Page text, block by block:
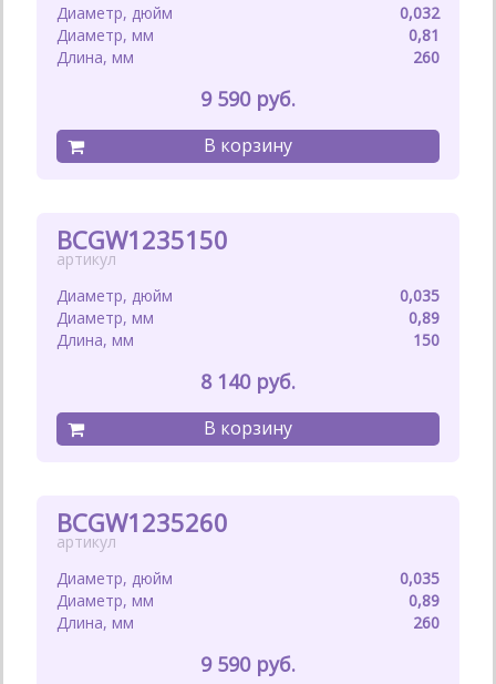
0,032
0,81
260
9 590
0,035
0,89
150
BCGW1235150
8 140
0,035
0,89
260
BCGW1235260
9 590